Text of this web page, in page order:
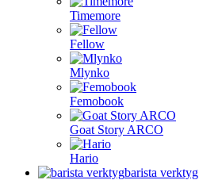
Timemore
Fellow
Mlynko
Femobook
Goat Story ARCO
Hario
barista verktyg